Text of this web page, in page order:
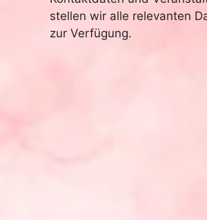
stellen wir alle relevanten
zur Verfügung.